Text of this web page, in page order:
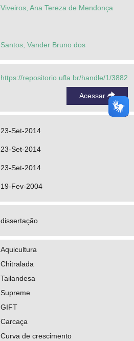
Viveiros, Ana Tereza de Mendonça
Santos, Vander Bruno dos
https://repositorio.ufla.br/handle/1/3882
Acessar
23-Set-2014
23-Set-2014
23-Set-2014
19-Fev-2004
dissertação
Aquicultura
Chitralada
Tailandesa
Supreme
GIFT
Carcaça
Curva de crescimento